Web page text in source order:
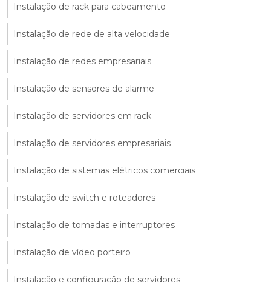
Instalação de rack para cabeamento
Instalação de rede de alta velocidade
Instalação de redes empresariais
Instalação de sensores de alarme
Instalação de servidores em rack
Instalação de servidores empresariais
Instalação de sistemas elétricos comerciais
Instalação de switch e roteadores
Instalação de tomadas e interruptores
Instalação de vídeo porteiro
Instalação e configuração de servidores